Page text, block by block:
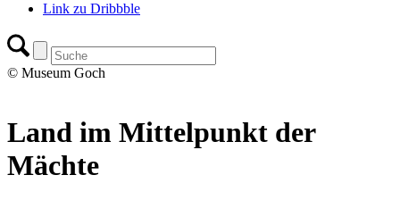
Link zu Dribbble
© Museum Goch
Land im Mittelpunkt der
Mächte